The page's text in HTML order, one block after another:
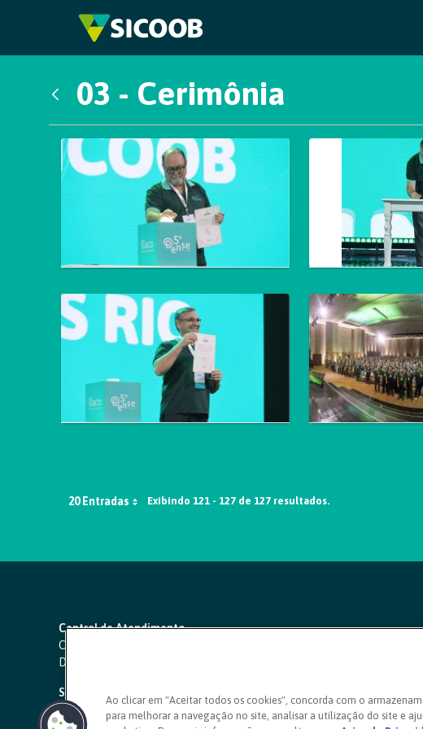
Pular para o Conteúdo principal
03 - Cerimônia
Galeria de Mídias
20 Entradas Exibindo 121 - 127 de 127 resultados.
Central de Atendimento
Capitais e regiões metropolitanas:
Demais localidades:
SAC 24 horas
Ouvidoria
Ao clicar em "Aceitar todos os cookies", concorda com o
para melhorar a navegação no site, analisar a utilização do site e